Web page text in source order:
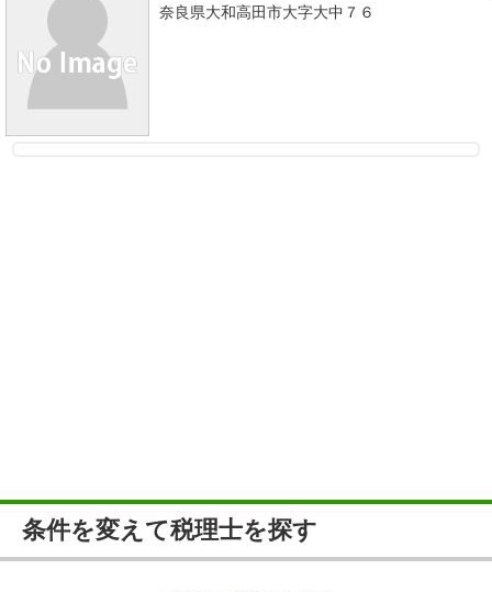
奈良県大和高田市大字大中７６
条件を変えて税理士を探す